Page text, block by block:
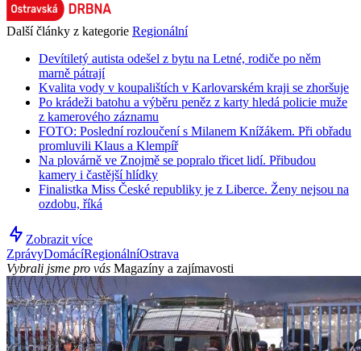
Další články z kategorie Regionální
Devítiletý autista odešel z bytu na Letné, rodiče po něm
marně pátrají
Kvalita vody v koupalištích v Karlovarském kraji se zhoršuje
Po krádeži batohu a výběru peněz z karty hledá policie muže
z kamerového záznamu
FOTO: Poslední rozloučení s Milanem Knížákem. Při obřadu
promluvili Klaus a Klempíř
Na plovárně ve Znojmě se popralo třicet lidí. Přibudou
kamery i častější hlídky
Finalistka Miss České republiky je z Liberce. Ženy nejsou na
ozdobu, říká
Zobrazit více
ZprávyDomácíRegionálníOstrava
Vybrali jsme pro vás Magazíny a zajímavosti